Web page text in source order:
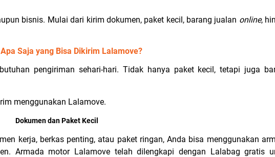
bisnis. Mulai dari kirim dokumen, paket kecil, barang jualan online,
Saja yang Bisa Dikirim Lalamove?
pengiriman sehari-hari. Tidak hanya paket kecil, tetapi juga
menggunakan Lalamove.
Dokumen dan Paket Kecil
kerja, berkas penting, atau paket ringan, Anda bisa menggunakan
Armada motor Lalamove telah dilengkapi dengan Lalabag gratis